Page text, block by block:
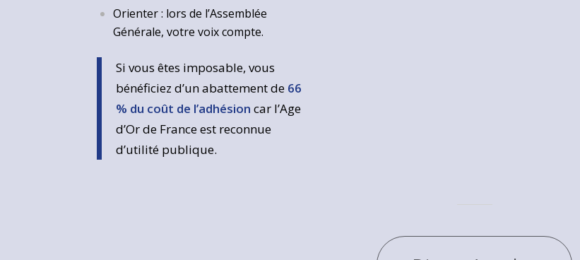
Orienter : lors de l’Assemblée
Générale, votre voix compte.
Si vous êtes imposable, vous
bénéficiez d’un abattement de 66
% du coût de l’adhésioncar l’Age
d’Or de France est reconnue
d’utilité publique.